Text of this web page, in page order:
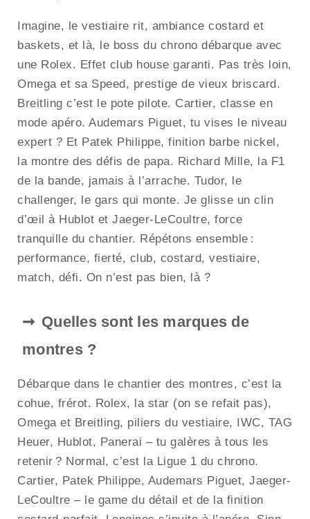
Imagine, le vestiaire rit, ambiance costard et
baskets, et là, le boss du chrono débarque avec
une Rolex. Effet club house garanti. Pas très loin,
Omega et sa Speed, prestige de vieux briscard.
Breitling c’est le pote pilote. Cartier, classe en
mode apéro. Audemars Piguet, tu vises le niveau
expert ? Et Patek Philippe, finition barbe nickel,
la montre des défis de papa. Richard Mille, la F1
de la bande, jamais à l’arrache. Tudor, le
challenger, le gars qui monte. Je glisse un clin
d’œil à Hublot et Jaeger-LeCoultre, force
tranquille du chantier. Répétons ensemble :
performance, fierté, club, costard, vestiaire,
match, défi. On n’est pas bien, là ?
Quelles sont les marques de
montres ?
Débarque dans le chantier des montres, c’est la
cohue, frérot. Rolex, la star (on se refait pas),
Omega et Breitling, piliers du vestiaire, IWC, TAG
Heuer, Hublot, Panerai – tu galères à tous les
retenir ? Normal, c’est la Ligue 1 du chrono.
Cartier, Patek Philippe, Audemars Piguet, Jaeger-
LeCoultre – le game du détail et de la finition